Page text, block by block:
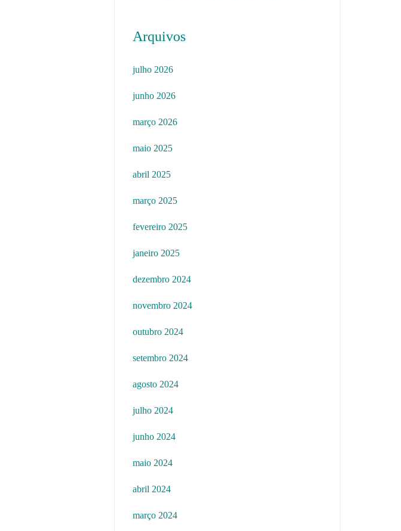
Arquivos
julho 2026
junho 2026
março 2026
maio 2025
abril 2025
março 2025
fevereiro 2025
janeiro 2025
dezembro 2024
novembro 2024
outubro 2024
setembro 2024
agosto 2024
julho 2024
junho 2024
maio 2024
abril 2024
março 2024